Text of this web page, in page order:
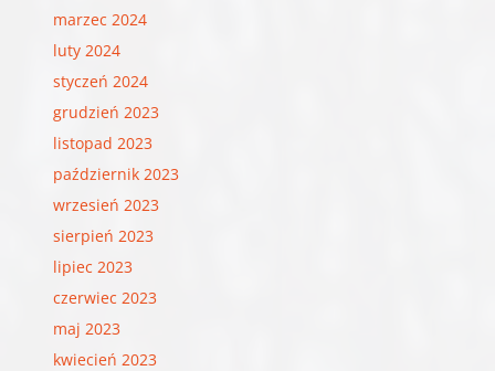
marzec 2024
luty 2024
styczeń 2024
grudzień 2023
listopad 2023
październik 2023
wrzesień 2023
sierpień 2023
lipiec 2023
czerwiec 2023
maj 2023
kwiecień 2023